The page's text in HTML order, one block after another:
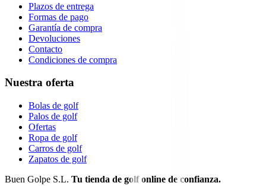
Plazos de entrega
Formas de pago
Garantía de compra
Devoluciones
Contacto
Condiciones de compra
Nuestra oferta
Bolas de golf
Palos de golf
Ofertas
Ropa de golf
Carros de golf
Zapatos de golf
Buen Golpe S.L. Tu tienda de golf online de confianza.